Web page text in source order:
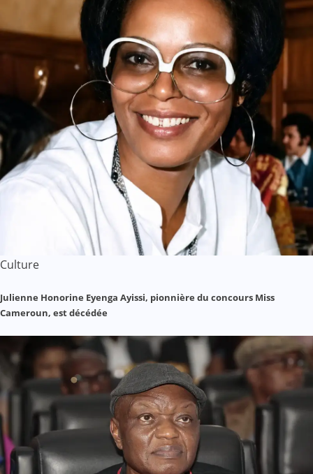
Culture
Julienne Honorine Eyenga Ayissi, pionnière du concours Miss
Cameroun, est décédée